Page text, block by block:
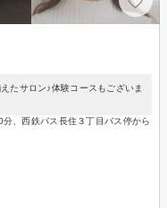
たサロン♪体験コースもございま
、西鉄バス長住３丁目バス停から